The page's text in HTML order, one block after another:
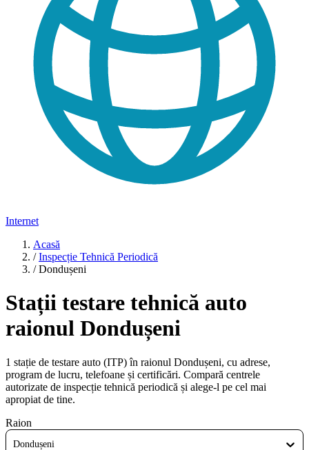
Internet
Acasă
/ Inspecție Tehnică Periodică
/ Dondușeni
Stații testare tehnică auto
raionul Dondușeni
1 stație de testare auto (ITP) în raionul Dondușeni, cu adrese,
program de lucru, telefoane și certificări. Compară centrele
autorizate de inspecție tehnică periodică și alege-l pe cel mai
apropiat de tine.
Raion
Dondușeni